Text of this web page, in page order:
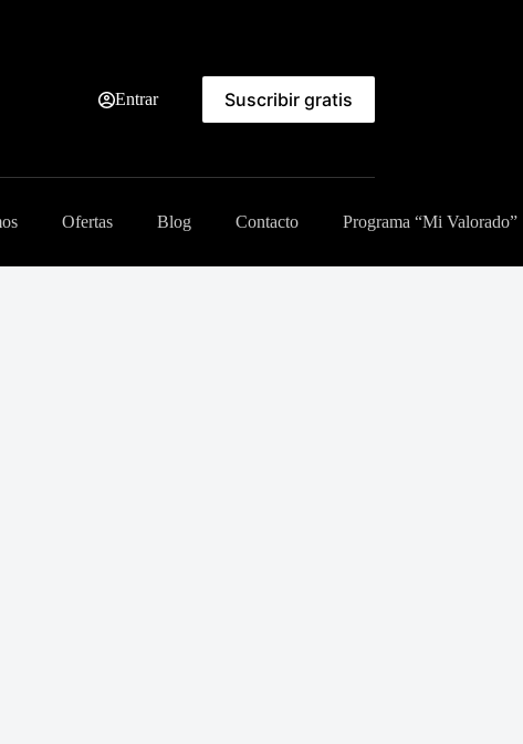
Entrar Suscribir gratis
Ofertas Blog Contacto Programa “Mi Valorado”